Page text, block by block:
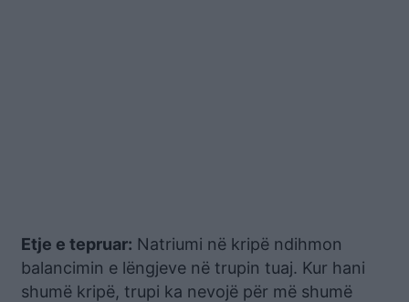
Etje e tepruar: Natriumi në kripë ndihmon
balancimin e lëngjeve në trupin tuaj. Kur hani
shumë kripë, trupi ka nevojë për më shumë